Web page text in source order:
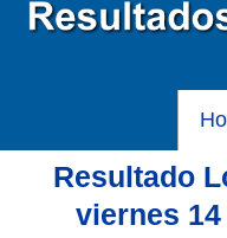
Baloto
Resultado
viernes